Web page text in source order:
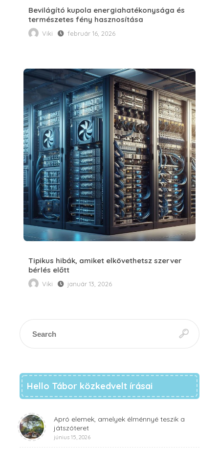
Bevilágító kupola energiahatékonysága és
természetes fény hasznosítása
Viki február 16, 2026
Tipikus hibák, amiket elkövethetsz szerver
bérlés előtt
Viki január 13, 2026
Hello Tábor közkedvelt írásai
Apró elemek, amelyek élménnyé teszik a
játszóteret
június 15, 2026